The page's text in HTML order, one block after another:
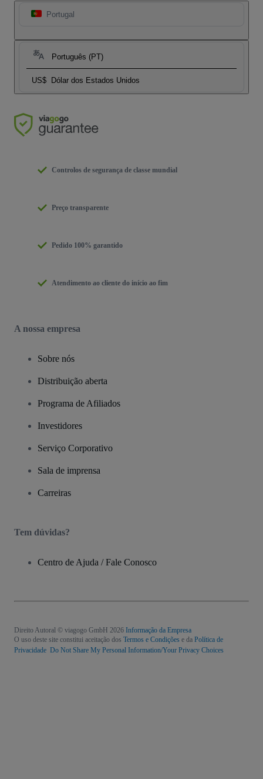
Portugal
Português (PT)
US$ Dólar dos Estados Unidos
Controlos de segurança de classe mundial
Preço transparente
Pedido 100% garantido
Atendimento ao cliente do início ao fim
A nossa empresa
Sobre nós
Distribuição aberta
Programa de Afiliados
Investidores
Serviço Corporativo
Sala de imprensa
Carreiras
Tem dúvidas?
Centro de Ajuda / Fale Conosco
Direito Autoral © viagogo GmbH 2026 Informação da Empresa
O uso deste site constitui aceitação dos Termos e Condições e da Política de
Privacidade Do Not Share My Personal Information/Your Privacy Choices